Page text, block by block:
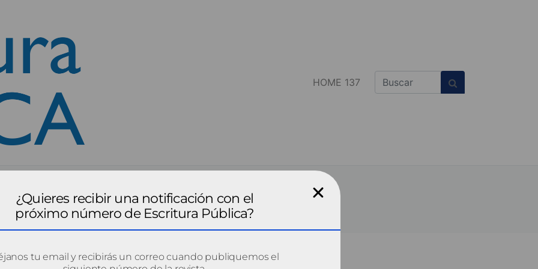
HOME 137
¿Quieres recibir una notificación con el
próximo número de Escritura Pública?
tu email y recibirás un correo cuando publiquemos el